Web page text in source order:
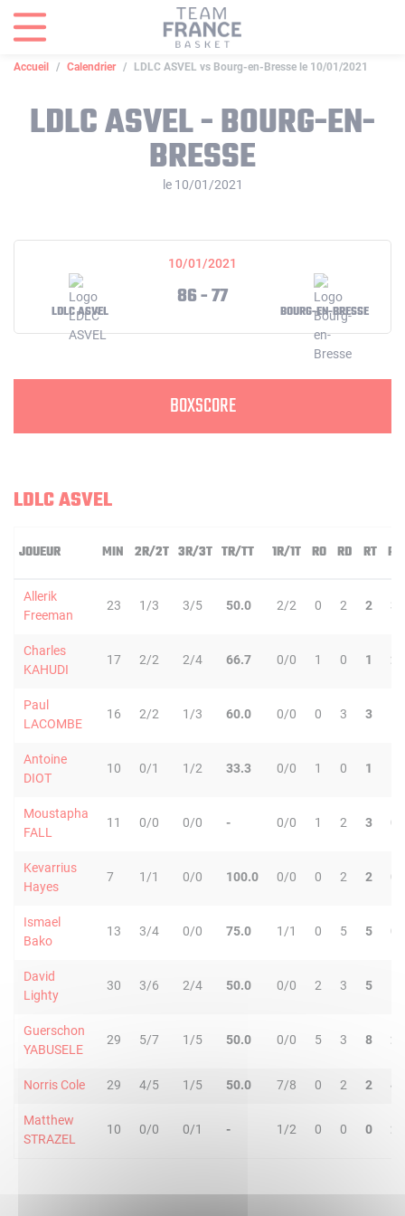
Accueil Calendrier LDLC ASVEL vs Bourg-en-Bresse le 10/01/2021
LDLC ASVEL - BOURG-EN-
BRESSE
le 10/01/2021
10/01/2021
LDLC ASVEL
86 - 77
BOURG-EN-BRESSE
BOXSCORE
LDLC ASVEL
JOUEUR MIN 2R/2T 3R/3T TR/TT 1R/1T RO RD RT PD
Allerik
Freeman
23 1/3 3/5 50.0 2/2 0 2 2 3
Charles
KAHUDI
17 2/2 2/4 66.7 0/0 1 0 1 2
Paul
LACOMBE
16 2/2 1/3 60.0 0/0 0 3 3
Antoine
DIOT
10 0/1 1/2 33.3 0/0 1 0 1
Moustapha
FALL
11 0/0 0/0 - 0/0 1 2 3 0
Kevarrius
Hayes
7 1/1 0/0 100.0 0/0 0 2 2 0
Ismael
Bako
13 3/4 0/0 75.0 1/1 0 5 5 0
David
Lighty
30 3/6 2/4 50.0 0/0 2 3 5
Guerschon
YABUSELE
29 5/7 1/5 50.0 0/0 5 3 8 2
Norris Cole 29 4/5 1/5 50.0 7/8 0 2 2 4
Matthew
STRAZEL
10 0/0 0/1 - 1/2 0 0 0 2
Panneau de gestion des cookies